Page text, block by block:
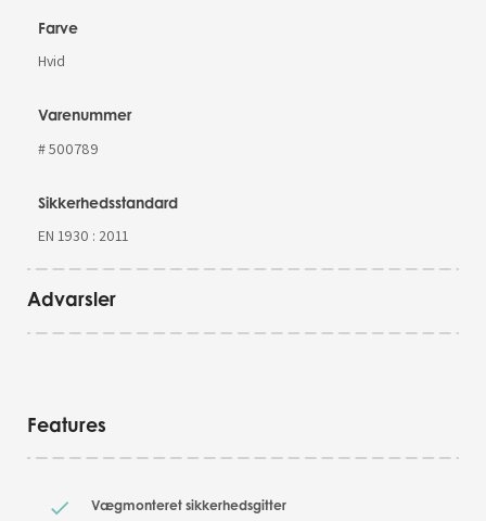
Farve
Hvid
Varenummer
# 500789
Sikkerhedsstandard
EN 1930 : 2011
Advarsler
Features
Vægmonteret sikkerhedsgitter